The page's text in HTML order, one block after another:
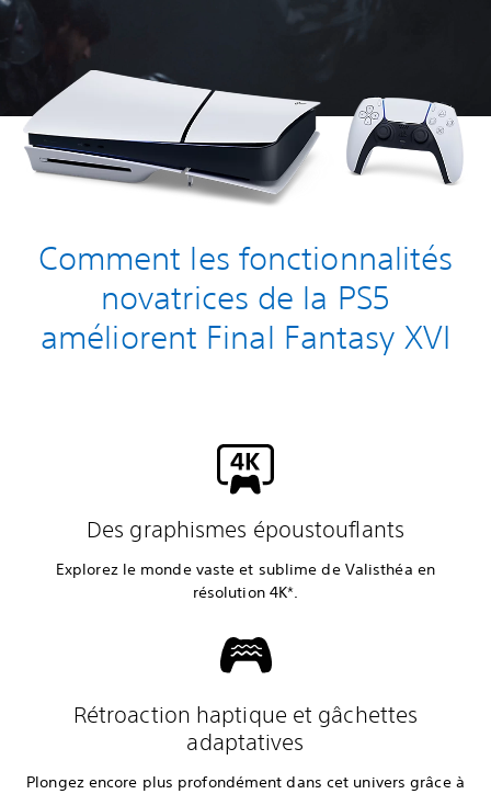
Comment les fonctionnalités
novatrices de la PS5
améliorent Final Fantasy XVI
Des graphismes époustouflants
Explorez le monde vaste et sublime de Valisthéa en
résolution 4K*.
Rétroaction haptique et gâchettes
adaptatives
Plongez encore plus profondément dans cet univers grâce à